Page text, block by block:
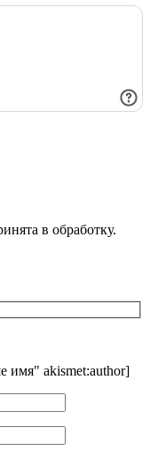
в обработку.
имя" akismet:author]